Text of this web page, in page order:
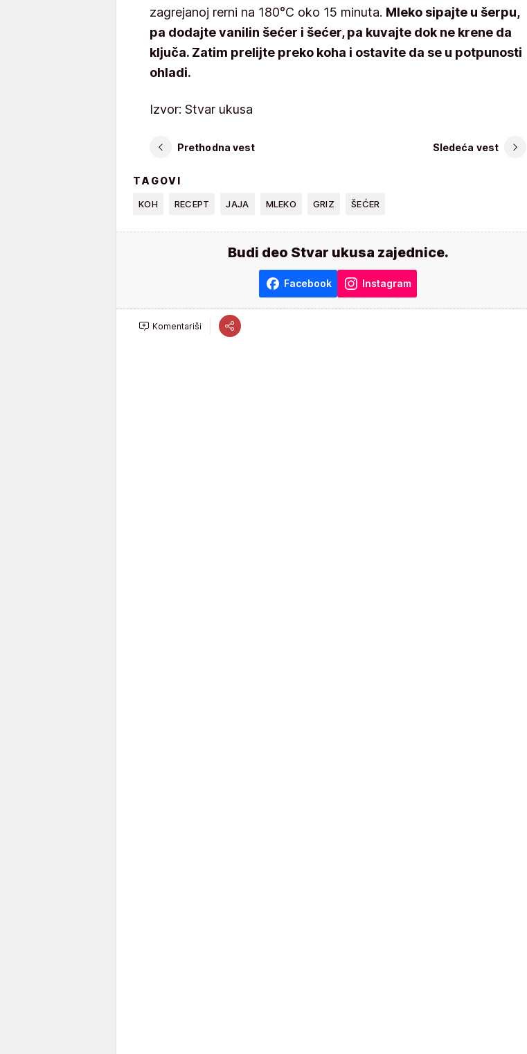
zagrejanoj rerni na 180°C oko 15 minuta. Mleko sipajte u šerpu,
pa dodajte vanilin šećer i šećer, pa kuvajte dok ne krene da
ključa. Zatim prelijte preko koha i ostavite da se u potpunosti
ohladi.
Izvor: Stvar ukusa
Prethodna vest Sledeća vest
TAGOVI
KOH RECEPT JAJA MLEKO GRIZ ŠEĆER
Budi deo Stvar ukusa zajednice.
Facebook Instagram
Komentariši